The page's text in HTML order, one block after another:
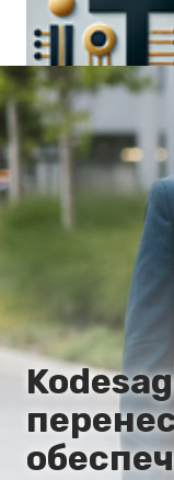
Главная
En
Es